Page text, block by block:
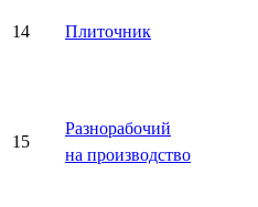
14 Плиточник
15
Разнорабочий
на производство